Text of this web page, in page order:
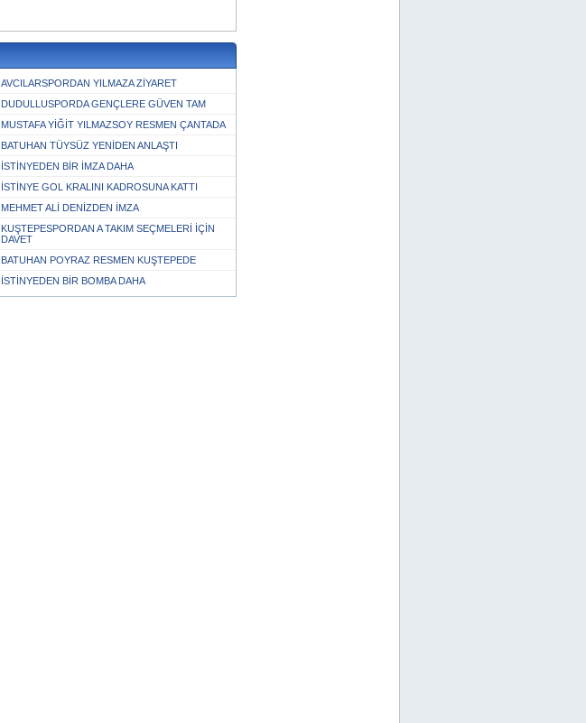
AVCILARSPORDAN YILMAZA ZİYARET
DUDULLUSPORDA GENÇLERE GÜVEN TAM
MUSTAFA YİĞİT YILMAZSOY RESMEN ÇANTADA
BATUHAN TÜYSÜZ YENİDEN ANLAŞTI
İSTİNYEDEN BİR İMZA DAHA
İSTİNYE GOL KRALINI KADROSUNA KATTI
MEHMET ALİ DENİZDEN İMZA
KUŞTEPESPORDAN A TAKIM SEÇMELERİ İÇİN
DAVET
BATUHAN POYRAZ RESMEN KUŞTEPEDE
İSTİNYEDEN BİR BOMBA DAHA